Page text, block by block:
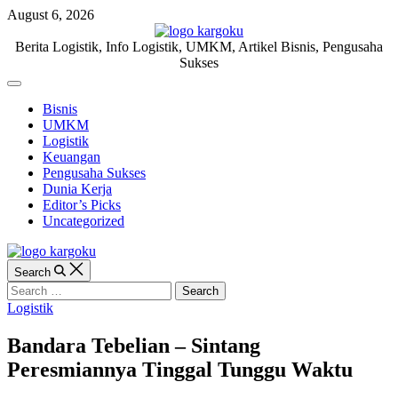
Skip
content
August 6, 2026
KARGOKU.ID
Berita Logistik, Info Logistik, UMKM, Artikel Bisnis, Pengusaha
Sukses
Off
CanvasBisnis
UMKM
Logistik
Keuangan
Pengusaha Sukses
Dunia Kerja
Editor’s Picks
Uncategorized
Search
Search
for:
Categories
Logistik
Bandara Tebelian – Sintang
Peresmiannya Tinggal Tunggu Waktu